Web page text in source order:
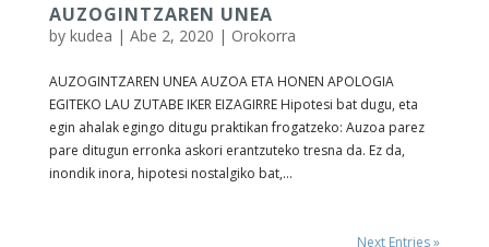
AUZOGINTZAREN UNEA
by kudea | Abe 2, 2020 | Orokorra
AUZOGINTZAREN UNEA AUZOA ETA HONEN APOLOGIA
EGITEKO LAU ZUTABE IKER EIZAGIRRE Hipotesi bat dugu, eta
egin ahalak egingo ditugu praktikan frogatzeko: Auzoa parez
pare ditugun erronka askori erantzuteko tresna da. Ez da,
inondik inora, hipotesi nostalgiko bat,...
Next Entries »